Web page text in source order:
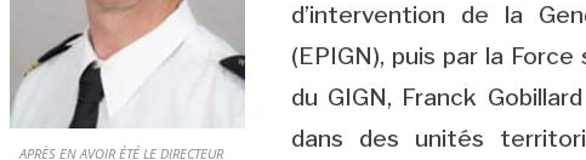
APRÈS EN AVOIR ÉTÉ LE DIRECTEUR
d’intervention de la
(EPIGN), puis par la
du GIGN, Franck
dans des unités